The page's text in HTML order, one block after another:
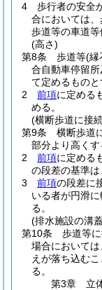
4
歩行者の安全
合においては
歩道等の車道等
(高さ)
第8条
歩道等(縁
合自動車停留
て定めるものと
2
前項に定める
める。
(横断歩道に接
第9条
横断歩道
部分より高くす
2
前項に定める
の段差の基準は
3
前項の段差に
いる者が円滑
る。
(排水施設の溝
第10条
歩道等
場合において
えが落ち込む
る。
第3章
立